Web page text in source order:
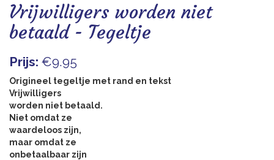
Vrijwilligers worden niet
betaald - Tegeltje
Prijs: €9.95
Origineel tegeltje met rand en tekst
Vrijwilligers
worden niet betaald.
Niet omdat ze
waardeloos zijn,
maar omdat ze
onbetaalbaar zijn